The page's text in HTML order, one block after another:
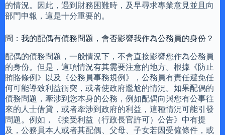
的情況。因此，遇到財務困難時，及早尋求專業意見並且向
部門申報，這是十分重要的。
問：我的配偶有債務問題，會否影響我作為公務員的身份？
配偶的債務問題，一般情況下，不會直接影響您作為公務員
的身份。但是，這項情況有其需要注意的地方。根據《防止
賄賂條例》以及《公務員事務規例》，公務員有責任避免任
何可能導致利益衝突，或者使政府尷尬的情況。如果配偶的
債務問題，牽涉到您本身的公務，例如配偶向與您有公事往
來的人士借貸，或者牽涉到政府的利益，這種情況可能引發
問題。例如，《接受利益（行政長官許可）公告》中有提
及，公務員本人或者其配偶、父母、子女若因受僱條件，或